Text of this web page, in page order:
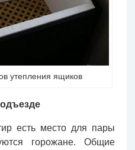
утепления ящиков
есть место для пары
горожане. Общие